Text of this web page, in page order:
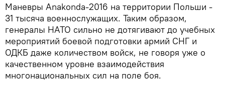
Маневры Anakonda-2016 на территории Польши -
31 тысяча военнослужащих. Таким образом,
генералы НАТО сильно не дотягивают до учебных
мероприятий боевой подготовки армий СНГ и
ОДКБ даже количеством войск, не говоря уже о
качественном уровне взаимодействия
многонациональных сил на поле боя.